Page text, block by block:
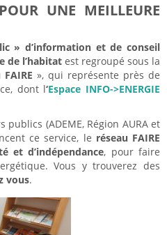
UNE MEILLEURE
» d’information et de conseil
de l’habitat est regroupé sous la
», qui représente près de
dont l‘Espace INFO->ENERGIE
(ADEME, Région AURA et
ce service, le réseau FAIRE
et d’indépendance, pour faire
Vous y trouverez des
vous.